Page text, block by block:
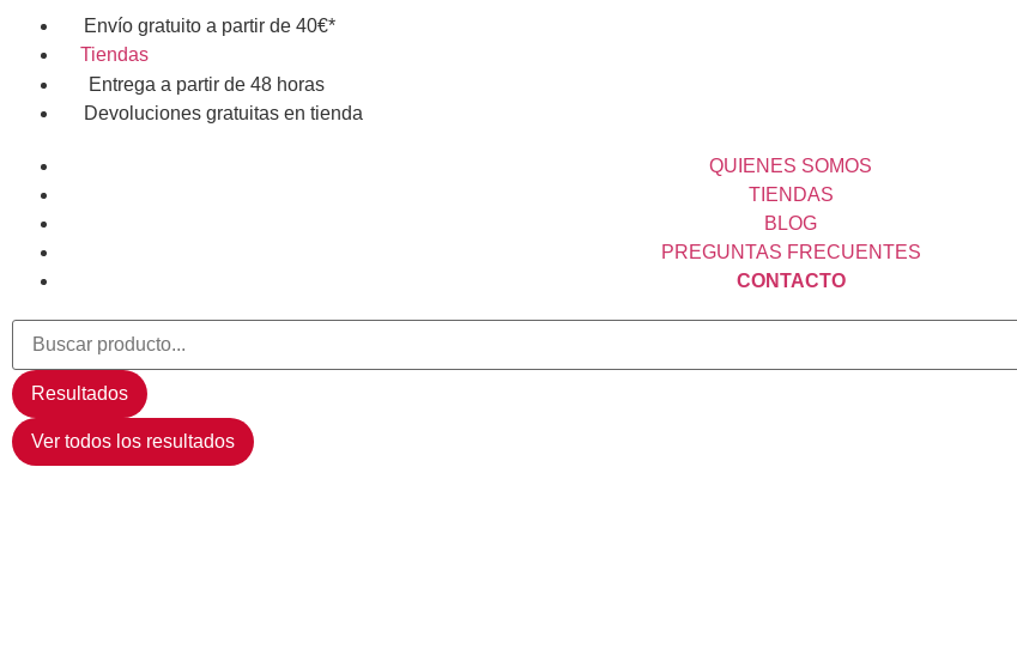
Envío gratuito a partir de 40€*
Tiendas
Entrega a partir de 48 horas
Devoluciones gratuitas en tienda
QUIENES SOMOS
TIENDAS
BLOG
PREGUNTAS FRECUENTES
CONTACTO
Resultados
Ver todos los resultados